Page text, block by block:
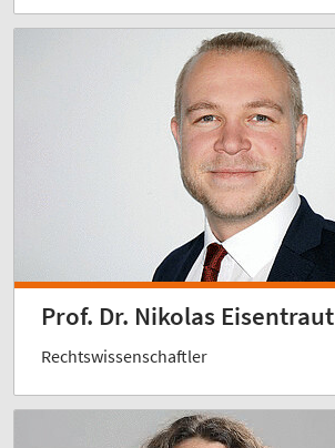
Prof. Dr. Nikolas Eisentraut
Rechtswissenschaftler